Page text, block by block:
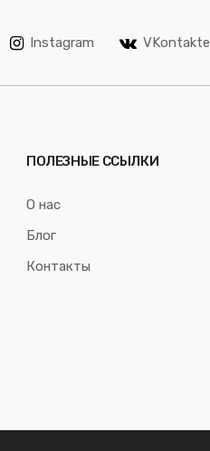
Instagram VKontakte
ПОЛЕЗНЫЕ ССЫЛКИ
О нас
Блог
Контакты